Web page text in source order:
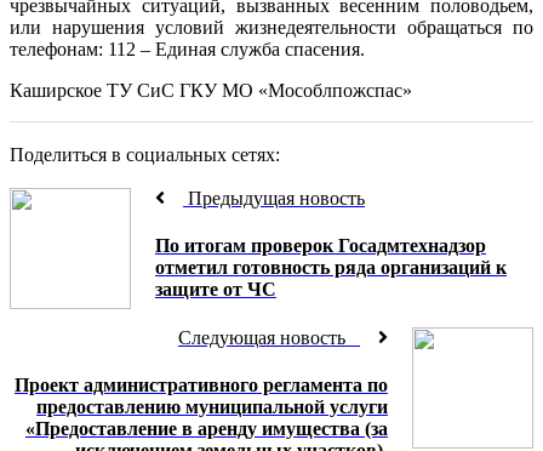
чрезвычайных ситуаций, вызванных весенним половодьем,
или нарушения условий жизнедеятельности обращаться по
телефонам: 112 – Единая служба спасения.
Каширское ТУ СиС ГКУ МО «Мособлпожспас»
Поделиться в социальных сетях:
Предыдущая новость
По итогам проверок Госадмтехнадзор
отметил готовность ряда организаций к
защите от ЧС
Следующая новость
Проект административного регламента по
предоставлению муниципальной услуги
«Предоставление в аренду имущества (за